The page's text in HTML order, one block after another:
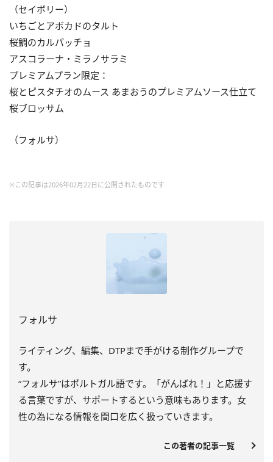
（セイボリー）
いちごとアボカドのタルト
桜鯛のカルパッチョ
アスコラーナ・ミラノサラミ
プレミアムプラン限定：
桜とピスタチオのムース あまおうのプレミアムソース仕立て
桜ブロッサム
（フォルサ）
※この記事は2026年02月22日に公開されたものです
フォルサ
ライティング、編集、DTPまで手がける制作グループで
す。
“フォルサ”はポルトガル語です。「がんばれ！」と応援す
る言葉ですが、サポートするという意味もあります。女
性の為になる情報を間口を広く扱っていきます。
この著者の記事一覧